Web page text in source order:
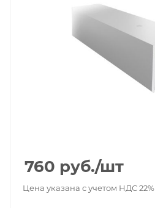
760 руб./шт
Цена указана с учетом НДС 22%